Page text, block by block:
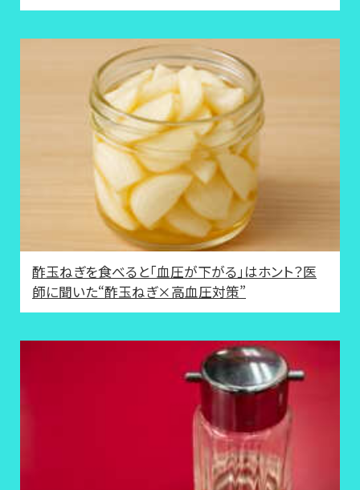
酢玉ねぎを食べると「血圧が下がる」はホント？医
師に聞いた“酢玉ねぎ×高血圧対策”